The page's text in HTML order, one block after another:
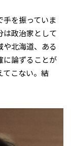
手を振っていま
は政治家として
や北海道、ある
に論ずることが
てこない。結